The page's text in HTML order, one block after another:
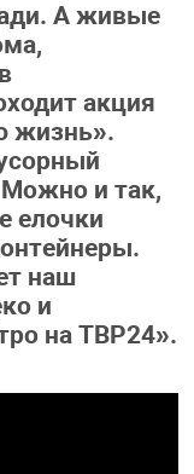
А живые
акция
жизнь».
и так,
елочки
наш
и
на ТВР24».